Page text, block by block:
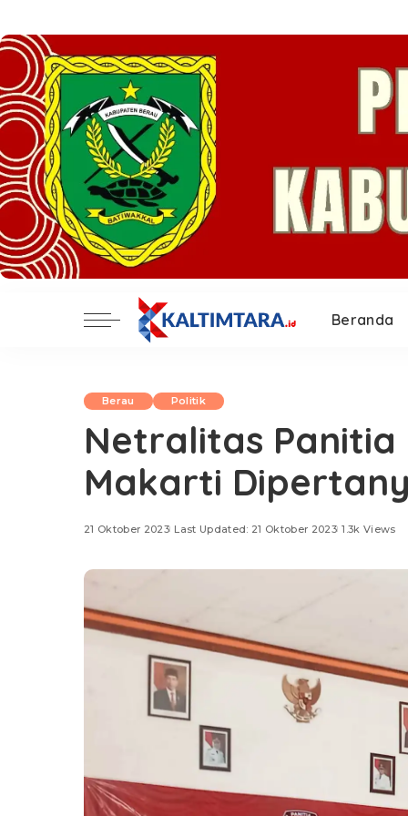
Beranda
Berau Politik
Netralitas
Makarti
21 Oktober 2023 Last Updated: 21 Oktober 2023 1.3k Views